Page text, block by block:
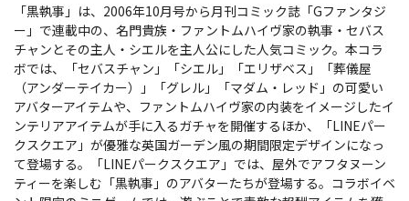
「黒執事」は、2006年10月号から月刊コミック誌「Gファンタジ
ー」で連載中の、名門貴族・ファントムハイヴ家の執事・セバス
チャンとその主人・シエルを主人公にした人気コミック。本コラ
ボでは、「セバスチャン」「シエル」「エリザベス」「葬儀屋
（アンダーテイカー）」「グレル」「マダム・レッド」の可愛い
アバターアイテムや、ファントムハイヴ家の内装をイメージしたイ
ンテリアアイテムが手に入るガチャを開催するほか、「LINEパー
クスクエア」が優雅な英国ガーデン風の期間限定デザインになっ
て登場する。「LINEパークスクエア」では、屋外でアフタヌーン
ティーを楽しむ「黒執事」のアバターたちが登場する。コラボイベ